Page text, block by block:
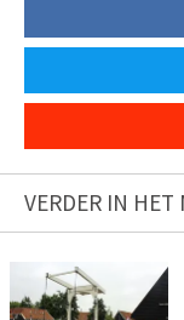
VERDER IN HET